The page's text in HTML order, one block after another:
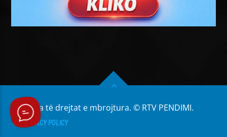
Të gjitha të drejtat e mbrojtura. © RTV PENDIMI.
PRIVACY POLICY